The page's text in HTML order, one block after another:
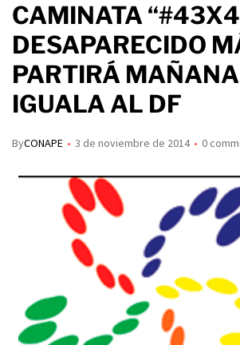
CAMINATA
DESAPARECIDO
PARTIRÁ
IGUALA AL DF
ByCONAPE 3 de noviembre de 2014 0